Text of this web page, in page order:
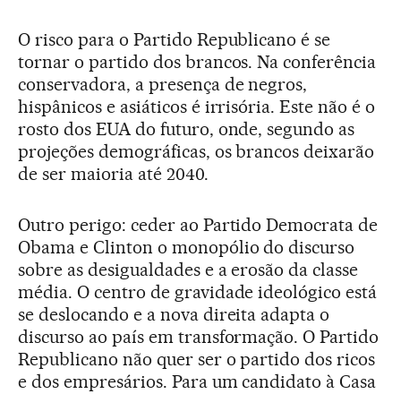
O risco para o Partido Republicano é se
tornar o partido dos brancos. Na conferência
conservadora, a presença de negros,
hispânicos e asiáticos é irrisória. Este não é o
rosto dos EUA do futuro, onde, segundo as
projeções demográficas, os brancos deixarão
de ser maioria até 2040.
Outro perigo: ceder ao Partido Democrata de
Obama e Clinton o monopólio do discurso
sobre as desigualdades e a erosão da classe
média. O centro de gravidade ideológico está
se deslocando e a nova direita adapta o
discurso ao país em transformação. O Partido
Republicano não quer ser o partido dos ricos
e dos empresários. Para um candidato à Casa